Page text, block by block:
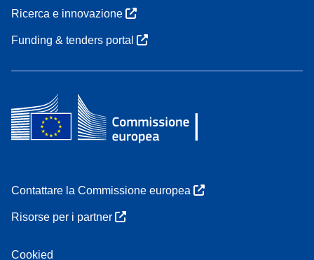
Ricerca e innovazione
Funding & tenders portal
Contattare la Commissione europea
Risorse per i partner
Cookied